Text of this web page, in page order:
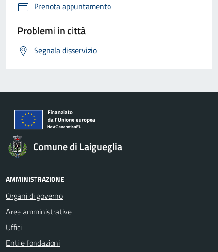
Prenota appuntamento
Problemi in città
Segnala disservizio
Comune di Laigueglia
AMMINISTRAZIONE
Organi di governo
Aree amministrative
Uffici
Enti e fondazioni